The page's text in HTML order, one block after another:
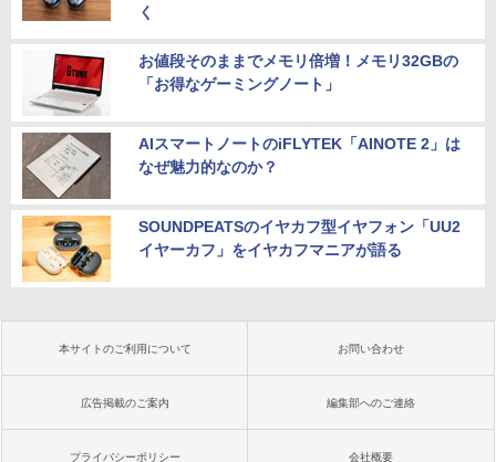
く
お値段そのままでメモリ倍増！メモリ32GBの
「お得なゲーミングノート」
AIスマートノートのiFLYTEK「AINOTE 2」は
なぜ魅力的なのか？
SOUNDPEATSのイヤカフ型イヤフォン「UU2
イヤーカフ」をイヤカフマニアが語る
本サイトのご利用について お問い合わせ
広告掲載のご案内 編集部へのご連絡
プライバシーポリシー 会社概要